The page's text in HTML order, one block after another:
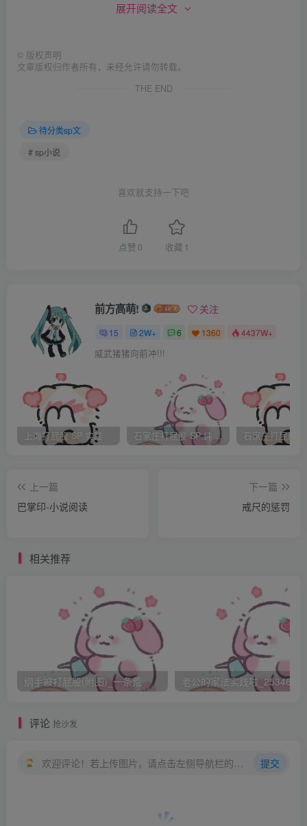
张大娘挤挤眼睛：“哦，是锦枫闺女的朋友啊—小郎君，这
可是锦枫丫头第一次带男孩子回家哦~“ 小郎君是这时候对年
玄见这些乡亲淳朴，倒是跟岭南自己家差不多，也微笑回
应。 走了一路，倒是各种大叔大婶认识了个遍。
的匾额写着”颜府“。小玄走进去，里面的陈设却很是萧条，
颇有些破败的景象。
两女带着小玄转了一圈，却一个人影都没见到。小玄大
廉锦枫神色一暗：“ 小玄，其实我不是颜家人。 奴家生在东
海，父亲本是君子国上大夫。奴家小的时候父亲出征遇难，
来，路过扬州幸亏颜姐姐搭救，这几年都是颜姐姐照顾奴
小玄没想到这温柔的枫姐姐身世竟如此凄惨，心里很是替她
难受，赶紧安慰：“枫姐姐，不要伤心，你看不是认识了小玄
嘛？ 小玄也关心你的—”
颜紫绡听了小嘴一撇：“ 认识你这个小淫贼有什么好的？哼
小玄听颜紫绡救了枫姐姐，心里倒是对她好感大增，问道：
颜紫绡冷冷道：” 死了，都死了—“ 扭过头去，再不理会小
廉锦枫怕两人又吵起来，赶紧接道：” 小玄，其实颜姐姐更
展开阅读全文
© 版权声明
文章版权归作者所有，未经允许请勿转载。
THE END
待分类sp文
# sp小说
喜欢就支持一下吧
点赞 0 收藏 1
前方高萌! 关注
15 2W+ 6 1360 4437W+
威武猪猪向前冲!!!
上海打屁股 SP 实践 石家庄打屁股 SP 纯实践
上一篇
巴掌印-小说阅读
下一篇
戒尺的惩罚
相关推荐
纲手被打屁股(附图)_一条荒 老公的家法实践啦
评论 抢沙发
欢迎评论！若上传图片，请点击左侧导航栏的图床工具，获取图片链接。 提交